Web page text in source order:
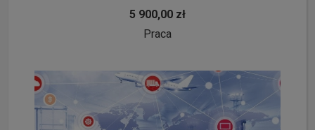
5 900,00 zł
Praca